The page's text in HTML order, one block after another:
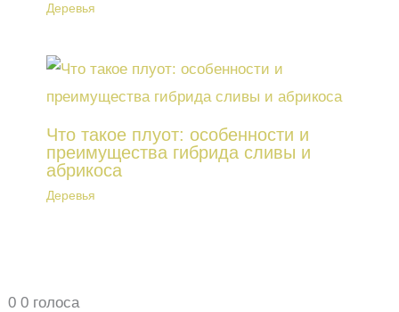
Деревья
Что такое плуот: особенности и
преимущества гибрида сливы и
абрикоса
Деревья
0 0 голоса